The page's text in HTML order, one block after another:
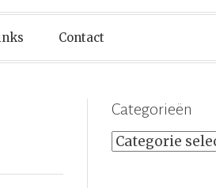
Contact
Categorieën
Categorieën